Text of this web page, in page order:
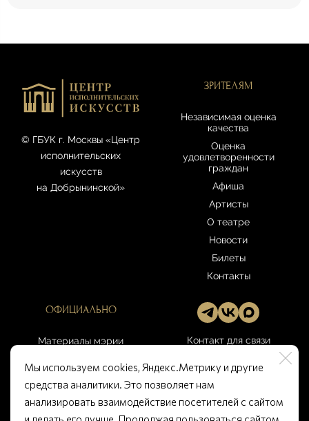
© ГБУК г. Москвы «Центр
исполнительских
искусств
на Добрынинской»
ЗРИТЕЛЯМ
Независимая оценка
качества
Оценка
удовлетворенности
граждан
Афиша
Артисты
О театре
Новости
Билеты
Контакты
ОФИЦИАЛЬНО
Материалы мэрии
Правила театра
Открытые данные
Памятка покупателю
Контакт для связи
artcenter@culture.mos.ru
Мы используем cookies, Яндекс.Метрику и другие
средства аналитики. Это позволяет нам
анализировать взаимодействие посетителей с сайтом